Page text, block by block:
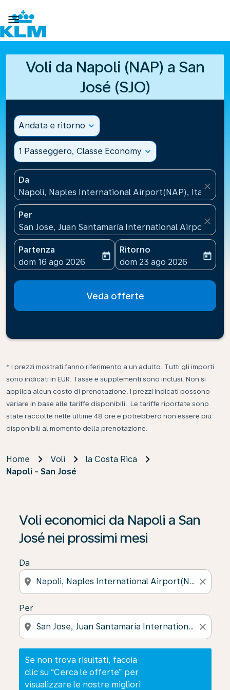

Voli da Napoli (NAP) a San
José (SJO)
Andata e ritorno expand_more
1 Passeggero, Classe Economy expand_more
Da
Napoli, Naples International Airport(NAP), Italia
close
Per
San Jose, Juan Santamaría International
close
Partenza
fc-booking-departure-date-aria-label
dom 16 ago 2026
today
Ritorno
fc-booking-return-date-
dom 23 ago 2026
today
Veda offerte
* I prezzi mostrati fanno riferimento a un adulto. Tutti gli importi
sono indicati in EUR. Tasse e supplementi sono inclusi. Non si
applica alcun costo di prenotazione. I prezzi indicati possono
variare in base alle tariffe disponibili. Le tariffe riportate sono
state raccolte nelle ultime 48 ore e potrebbero non essere più
disponibili al momento della prenotazione.
Home Voli
la Costa Rica
Napoli - San José
Voli economici da Napoli a San
José nei prossimi mesi
Da
location_on close
Per
location_on close
Se non trova risultati, faccia
clic su “Cerca le offerte” per
visualizzare le nostre migliori
Se non trova risultati, faccia clic su “Cerca le offerte”